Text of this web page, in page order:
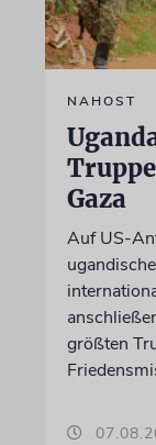
NAHOST
Gaza
Auf US-
größten